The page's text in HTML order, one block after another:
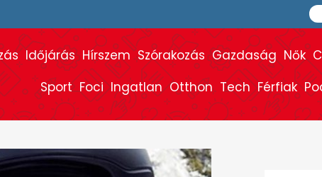
Időjárás Hírszem Szórakozás Gazdaság Nők
Sport Foci Ingatlan Otthon Tech Férfiak